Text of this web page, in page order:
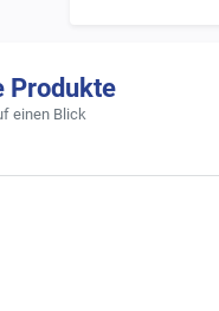
-
Bitte
Produkte
einen Blick